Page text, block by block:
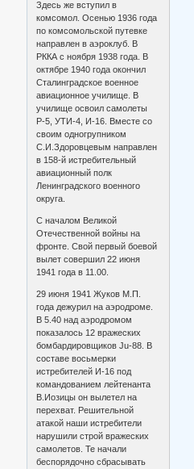
Здесь же вступил в
комсомол. Осенью 1936 года
по комсомольской путевке
направлен в аэроклуб. В
РККА с ноября 1938 года. В
октябре 1940 года окончил
Сталинградское военное
авиационное училище. В
училище освоил самолеты
Р-5, УТИ-4, И-16. Вместе со
своим одногрупником
С.И.Здоровцевым направлен
в 158-й истребительный
авиационный полк
Ленинградского военного
округа.
С началом Великой
Отечественной войны на
фронте. Свой первый боевой
вылет совершил 22 июня
1941 года в 11.00.
29 июня 1941 Жуков М.П.
года дежурил на аэродроме.
В 5.40 над аэродромом
показалось 12 вражеских
бомбардировщиков Ju-88. В
составе восьмерки
истребителей И-16 под
командованием лейтенанта
В.Иозицы он вылетел на
перехват. Решительной
атакой наши истребители
нарушили строй вражеских
самолетов. Те начали
беспорядочно сбрасывать